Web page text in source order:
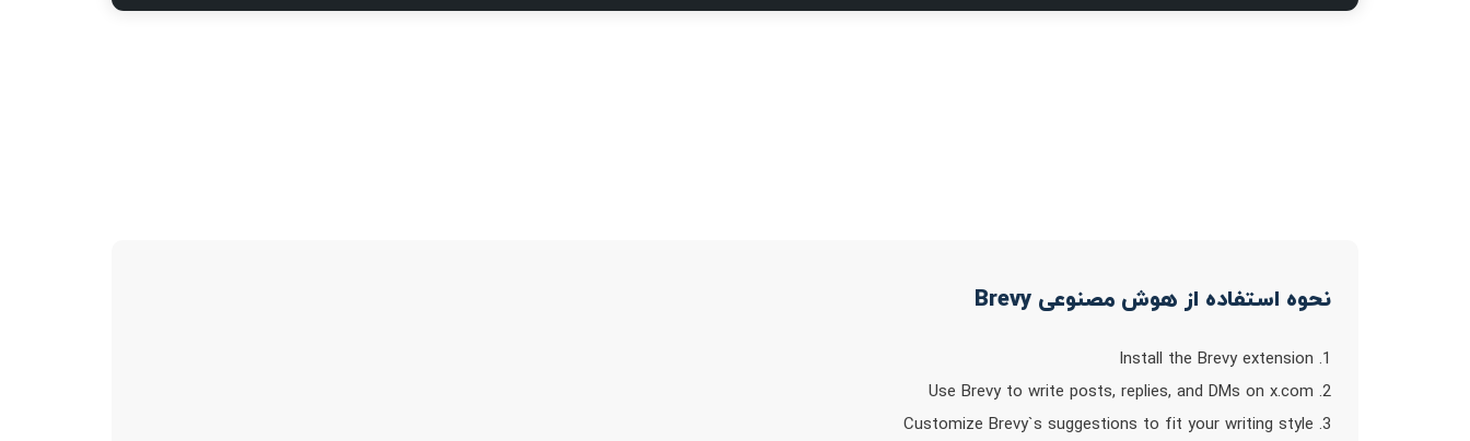
نحوه استفاده از هوش مصنوعی Brevy
1. Install the Brevy extension
2. Use Brevy to write posts, replies, and DMs on x.com
3. Customize Brevy`s suggestions to fit your writing style